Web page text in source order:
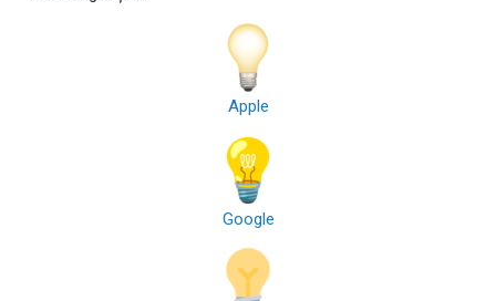
Apple
Google